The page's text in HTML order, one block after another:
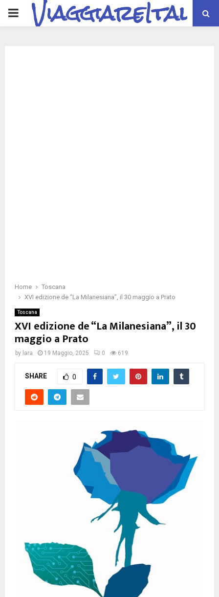
PRIMARYViaggiareItalia
Home
Toscana
XVI edizione de “La Milanesiana”, il 30 maggio a Prato
Toscana
XVI edizione de “La Milanesiana”, il 30
maggio a Prato
by lara 19 Maggio, 2025 0 619
SHARE 0